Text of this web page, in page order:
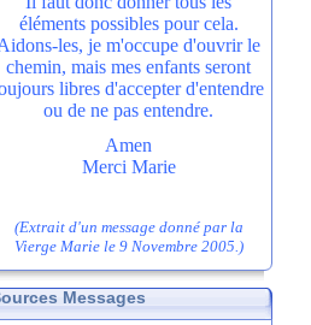
éléments possibles pour cela.
les, je m'occupe d'ouvrir le
chemin, mais mes enfants seront
libres d'accepter d'entendre
ou de ne pas entendre.
Amen
Merci Marie
(Extrait d'un message donné par la
Vierge Marie le 9 Novembre 2005.)
Messages